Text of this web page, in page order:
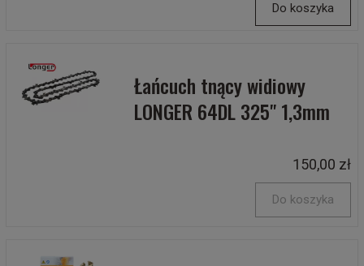
Do koszyka
Łańcuch tnący widiowy
LONGER 64DL 325" 1,3mm
150,00 zł
Do koszyka